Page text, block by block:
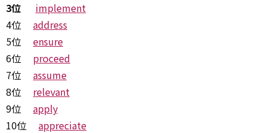
3位
implement
4位 address
5位 ensure
6位 proceed
7位 assume
8位 relevant
9位 apply
10位 appreciate